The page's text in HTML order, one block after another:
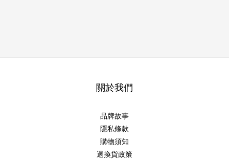
關於我們
品牌故事
隱私條款
購物須知
退換貨政策